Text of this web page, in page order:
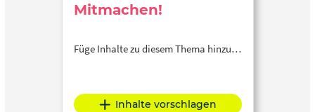
Mitmachen!
Füge Inhalte zu diesem Thema hinzu…
Inhalte vorschlagen